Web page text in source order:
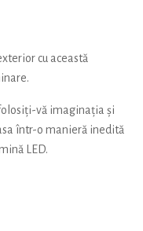
cu această
vă imaginația și
într-o manieră inedită
LED.